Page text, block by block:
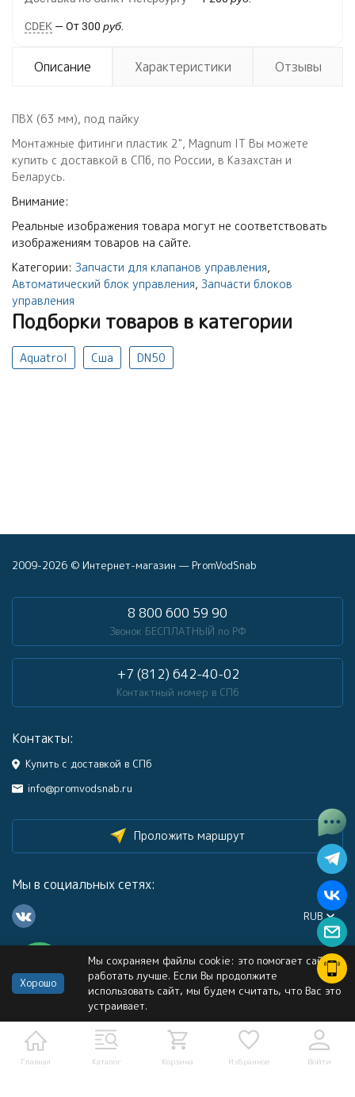
CDEK От 300 руб.
Описание Характеристики Отзывы
ПВХ (63 мм), под пайку
Монтажные фитинги пластик 2", Magnum IT Вы можете
купить с доставкой в СПб, по России, в Казахстан и
Беларусь.
Внимание:
Реальные изображения товара могут не соответствовать
изображениям товаров на сайте.
Категории: Запчасти для клапанов управления,
Автоматический блок управления, Запчасти блоков
управления
Подборки товаров в категории
Aquatrol Сша DN50
Главная Каталог Корзина Избранное Войти
2009-2026 © Интернет-магазин — PromVodSnab
8 800 600 59 90
Звонок БЕСПЛАТНЫЙ по РФ
+7 (812) 642-40-02
Контактный номер в СПб
Контакты:
Купить с доставкой в СПб
info@promvodsnab.ru
Проложить маршрут
Мы в социальных сетях:
RUB
Каталог
Услуги
Хорошо
Мы сохраняем файлы cookie: это помогает сайту
работать лучше. Если Вы продолжите
использовать сайт, мы будем считать, что Вас это
устраивает.